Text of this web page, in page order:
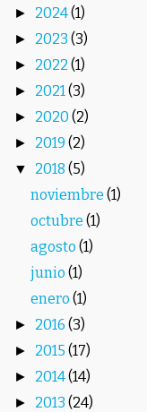
► 2024(1)
► 2023 (3)
► 2022 (1)
► 2021(3)
► 2020 (2)
► 2019 (2)
▼ 2018 (5)
noviembre(1)
octubre(1)
agosto(1)
junio(1)
enero(1)
► 2016 (3)
► 2015 (17)
► 2014(14)
► 2013 (24)